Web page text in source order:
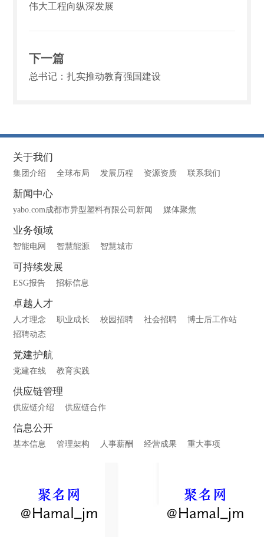
伟大工程向纵深发展
下一篇
总书记：扎实推动教育强国建设
关于我们
集团介绍 全球布局 发展历程 资源资质 联系我们
新闻中心
yabo.com成都市异型塑料有限公司新闻 媒体聚焦
业务领域
智能电网 智慧能源 智慧城市
可持续发展
ESG报告 招标信息
卓越人才
人才理念 职业成长 校园招聘 社会招聘
博士后工作站
招聘动态
党建护航
党建在线 教育实践
供应链管理
供应链介绍 供应链合作
信息公开
基本信息 管理架构 人事薪酬 经营成果 重大事项